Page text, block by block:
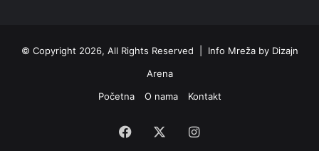
© Copyright 2026, All Rights Reserved | Info Mreža by Dizajn
Arena
Početna
O nama Kontakt
Facebook Instagram